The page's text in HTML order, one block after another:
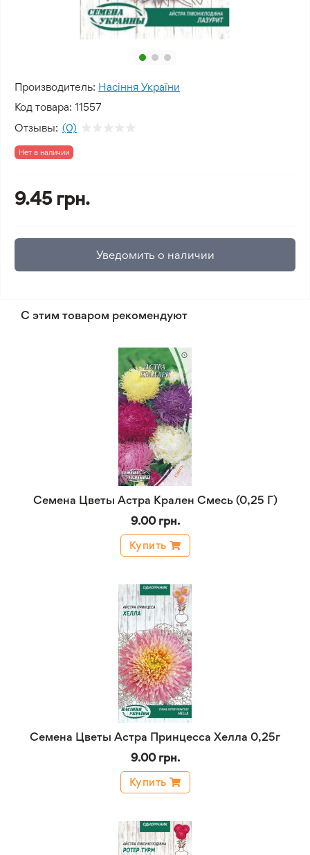
Производитель: Насіння України
Код товара: 11557
Отзывы: (0)
Нет в наличии
9.45 грн.
Уведомить о наличии
С этим товаром рекомендуют
Семена Цветы Астра Крален Смесь (0,25 Г)
9.00 грн.
Купить
Семена Цветы Астра Принцесса Хелла 0,25г
9.00 грн.
Купить